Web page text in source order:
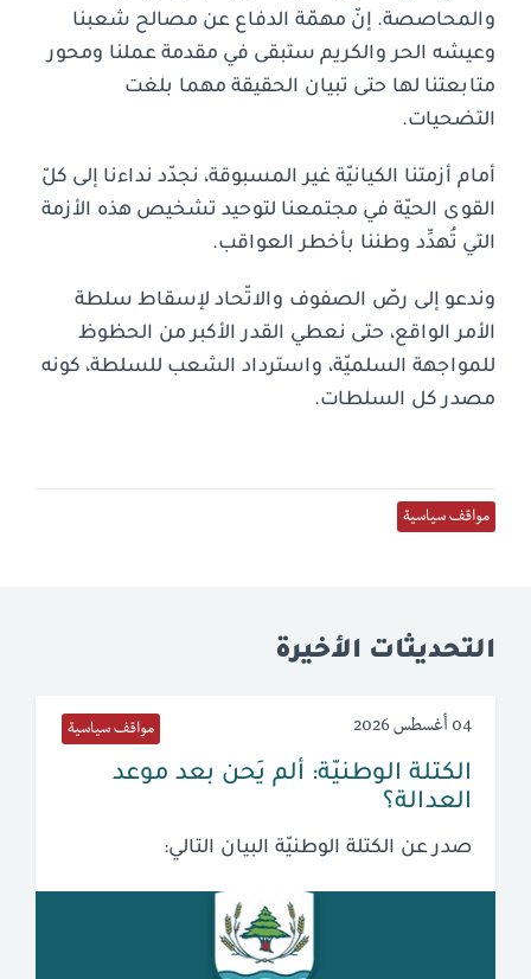
والمحاصصة. إنّ مهمّة الدفاع عن مصالح شعبنا
وعيشه الحر والكريم ستبقى في مقدمة عملنا ومحور
متابعتنا لها حتى تبيان الحقيقة مهما بلغت
التضحيات.
أمام أزمتنا الكيانيّة غير المسبوقة، نجدّد نداءنا إلى كلّ
القوى الحيّة في مجتمعنا لتوحيد تشخيص هذه الأزمة
التي تُهدِّد وطننا بأخطر العواقب.
وندعو إلى رصّ الصفوف والاتّحاد لإسقاط سلطة
الأمر الواقع، حتى نعطي القدر الأكبر من الحظوظ
للمواجهة السلميّة، واسترداد الشعب للسلطة، كونه
مصدر كل السلطات.
مواقف سياسية
التحديثات الأخيرة
04 أغسطس 2026 مواقف سياسية
الكتلة الوطنيّة: ألم يَحن بعد موعد
العدالة؟
صدر عن الكتلة الوطنيّة البيان التالي: